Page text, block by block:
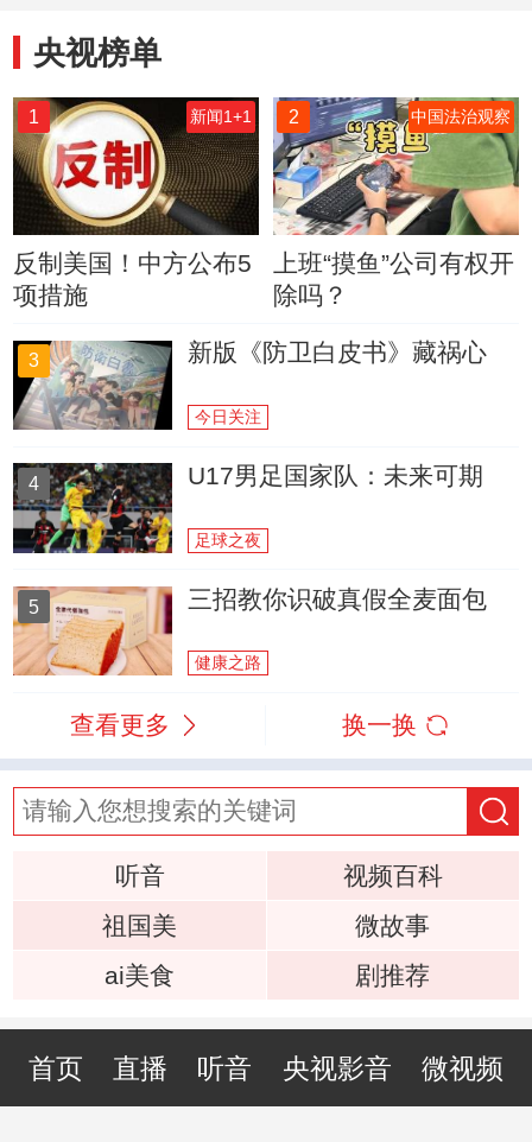
央视榜单
1 新闻1+1
反制美国！中方公布5
项措施
2 中国法治观察
上班“摸鱼”公司有权开
除吗？
3 新版《防卫白皮书》藏祸心
今日关注
4 U17男足国家队：未来可期
足球之夜
5 三招教你识破真假全麦面包
健康之路
查看更多 换一换
听音
视频百科
祖国美
微故事
ai美食
剧推荐
首页 直播 听音 央视影音 微视频